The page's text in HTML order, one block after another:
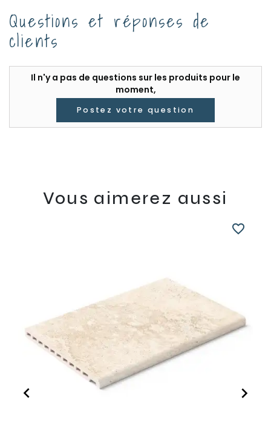
Questions et réponses de
clients
Il n'y a pas de questions sur les produits pour le
moment,
Postez votre question
Vous aimerez aussi

favorite_border
